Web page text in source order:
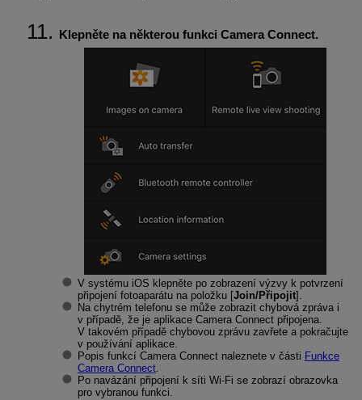
Klepněte na některou funkci Camera Connect.
V systému iOS klepněte po zobrazení výzvy k potvrzení
připojení fotoaparátu na položku [Join/Připojit].
Na chytrém telefonu se může zobrazit chybová zpráva i
v případě, že je aplikace Camera Connect připojena.
V takovém případě chybovou zprávu zavřete a pokračujte
v používání aplikace.
Popis funkcí Camera Connect naleznete v části Funkce
Camera Connect.
Po navázání připojení k síti Wi-Fi se zobrazí obrazovka
pro vybranou funkci.